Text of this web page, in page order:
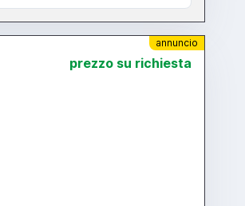
annuncio
prezzo su richiesta